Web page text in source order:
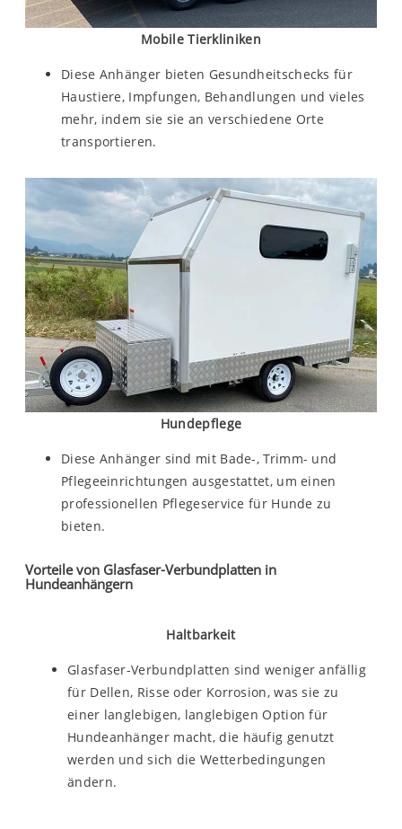
Mobile Tierkliniken
Diese Anhänger bieten Gesundheitschecks für
Haustiere, Impfungen, Behandlungen und vieles
mehr, indem sie sie an verschiedene Orte
transportieren.
Hundepflege
Diese Anhänger sind mit Bade-, Trimm- und
Pflegeeinrichtungen ausgestattet, um einen
professionellen Pflegeservice für Hunde zu
bieten.
Vorteile von Glasfaser-Verbundplatten in
Hundeanhängern
Haltbarkeit
Glasfaser-Verbundplatten sind weniger anfällig
für Dellen, Risse oder Korrosion, was sie zu
einer langlebigen, langlebigen Option für
Hundeanhänger macht, die häufig genutzt
werden und sich die Wetterbedingungen
ändern.